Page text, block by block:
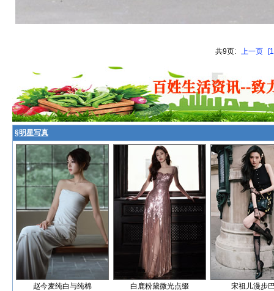
共9页: 上一页
§明星写真
赵今麦纯白与纯棉 白鹿粉黛微光点缀 宋祖儿漫步